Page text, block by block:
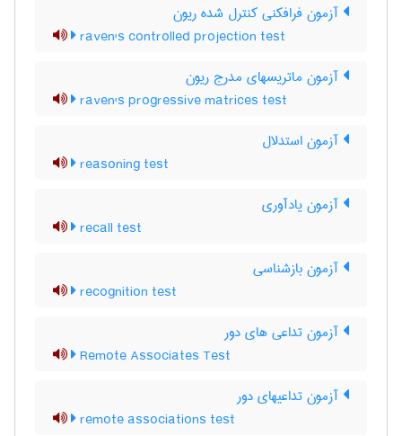
آزمون فرافکنی کنترل شده ریون
raven's controlled projection test
آزمون ماتریسهای مدرج ریون
raven's progressive matrices test
آزمون استدلال
reasoning test
آزمون یادآوری
recall test
آزمون بازشناسی
recognition test
آزمون تداعی های دور
Remote Associates Test
آزمون تداعیهای دور
remote associations test